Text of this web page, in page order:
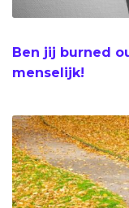
Ben jij burned
menselijk!